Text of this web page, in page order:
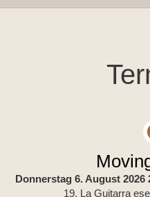
Donnerstag 6. August 2026
19. La Guitarra